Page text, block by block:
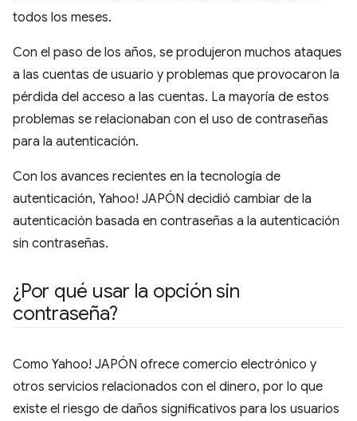
todos los meses.
Con el paso de los años, se produjeron muchos ataques
a las cuentas de usuario y problemas que provocaron la
pérdida del acceso a las cuentas. La mayoría de estos
problemas se relacionaban con el uso de contraseñas
para la autenticación.
Con los avances recientes en la tecnología de
autenticación, Yahoo! JAPÓN decidió cambiar de la
autenticación basada en contraseñas a la autenticación
sin contraseñas.
¿Por qué usar la opción sin
contraseña?
Como Yahoo! JAPÓN ofrece comercio electrónico y
otros servicios relacionados con el dinero, por lo que
existe el riesgo de daños significativos para los usuarios